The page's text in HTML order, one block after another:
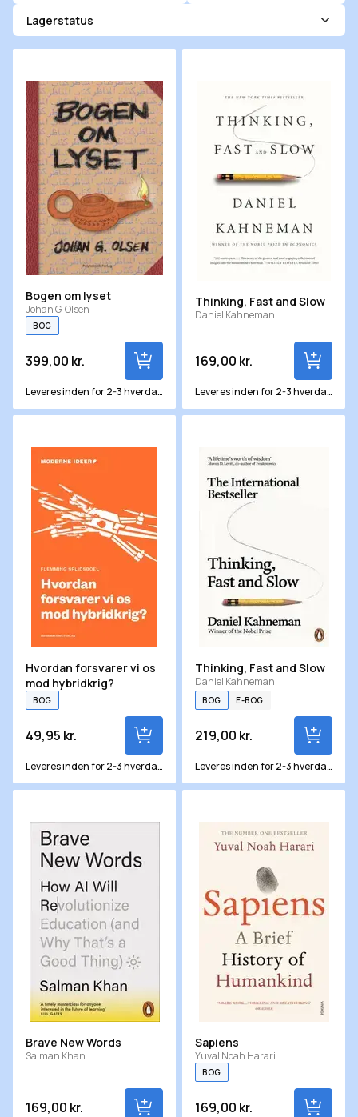
Lagerstatus
Bogen om lyset
Johan G. Olsen
BOG
399,00 kr.
Leveres inden for 2-3 hverdage
Thinking, Fast and Slow
Daniel Kahneman
169,00 kr.
Leveres inden for 2-3 hverdage
Hvordan forsvarer vi os
mod hybridkrig?
BOG
49,95 kr.
Leveres inden for 2-3 hverdage
Thinking, Fast and Slow
Daniel Kahneman
BOG E-BOG
219,00 kr.
Leveres inden for 2-3 hverdage
Brave New Words
Salman Khan
169,00 kr.
Sapiens
Yuval Noah Harari
BOG
169,00 kr.